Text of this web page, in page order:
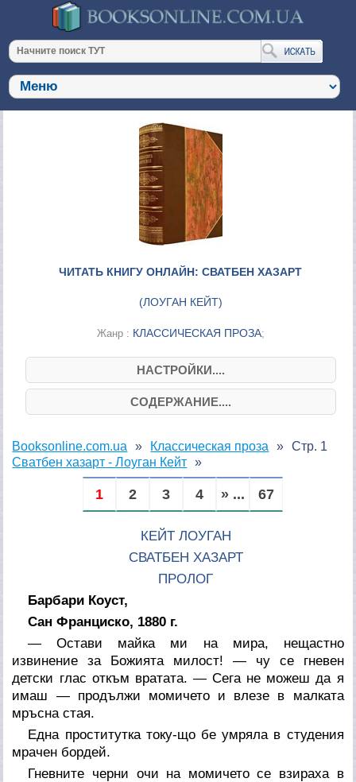
ЧИТАТЬ КНИГУ ОНЛАЙН: СВАТБЕН ХАЗАРТ
(ЛОУГАН КЕЙТ)
Жанр : КЛАССИЧЕСКАЯ ПРОЗА;
НАСТРОЙКИ....
СОДЕРЖАНИЕ....
Booksonline.com.ua
Классическая проза
Сватбен хазарт - Лоуган Кейт
Стр. 1
1 2 3 4 » ... 67
КЕЙТ ЛОУГАН
СВАТБЕН ХАЗАРТ
ПРОЛОГ
Барбари Коуст,
Сан Франциско, 1880 г.
— Остави майка ми на мира, нещастно
извинение за Божията милост! — чу се гневен
детски глас откъм вратата. — Сега не можеш да я
имаш — продължи момичето и влезе в малката
мръсна стая.
Една проститутка току-що бе умряла в студения
мрачен бордей.
Гневните черни очи на момичето се взираха в